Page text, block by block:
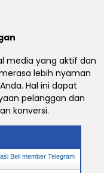
media yang aktif dan
lebih nyaman
Hal ini dapat
pelanggan dan
konversi.
Beli member Telegram